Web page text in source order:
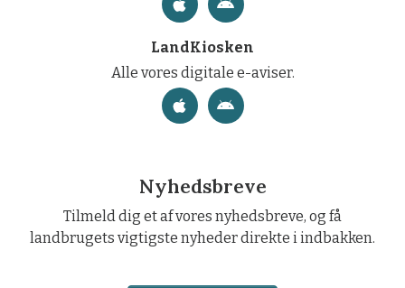
LandKiosken
Alle vores digitale e-aviser.
Nyhedsbreve
Tilmeld dig et af vores nyhedsbreve, og få
landbrugets vigtigste nyheder direkte i indbakken.